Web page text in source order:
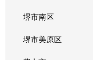
堺市南区
堺市美原区